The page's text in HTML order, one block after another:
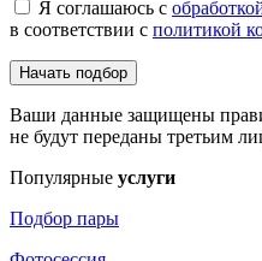
Я соглашаюсь с
в соответствии с политикой
Начать подбор
Ваши данные защищены
не будут переданы третьим
Популярные услуги
Подбор пары